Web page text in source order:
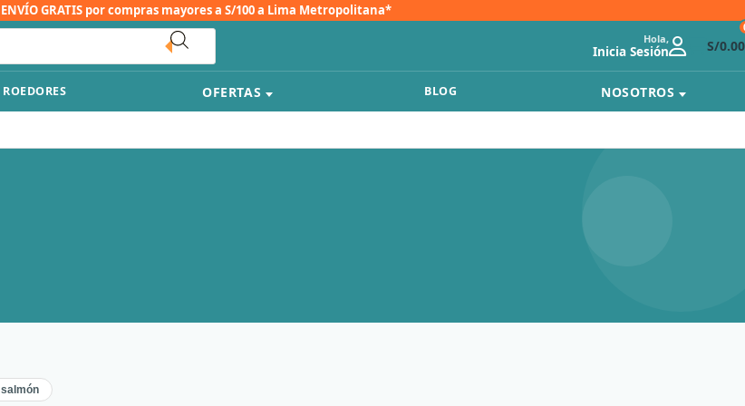
ENVÍO GRATISpor compras mayores a S/100 a Lima Metropolitana*
Hola,
Inicia Sesión S/0.00
ROEDORES OFERTAS BLOG NOSOTROS
salmón